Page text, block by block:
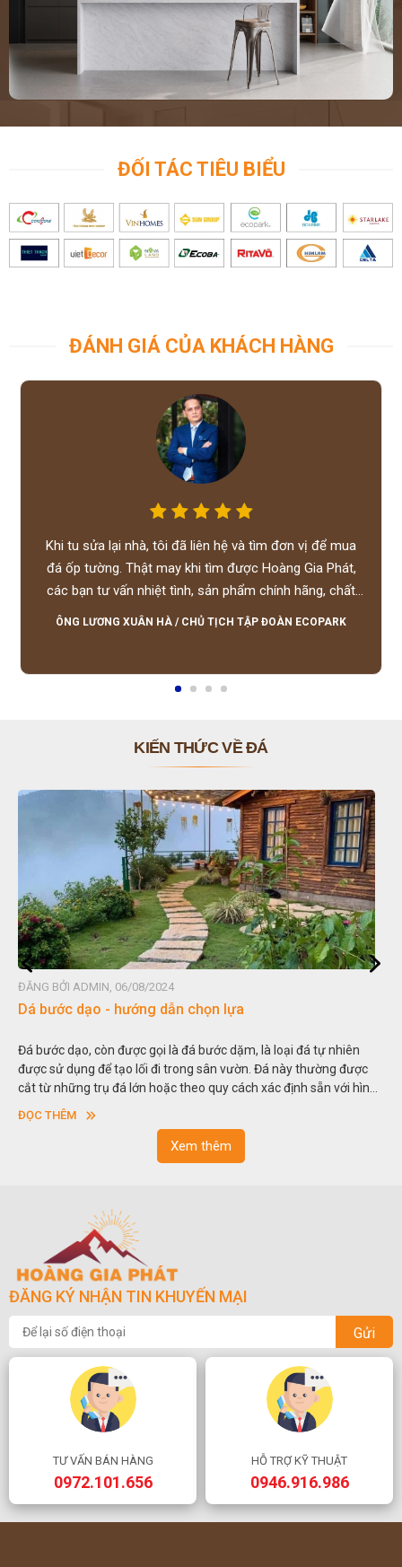
ĐỐI TÁC TIÊU BIỂU
ĐÁNH GIÁ CỦA KHÁCH HÀNG
Khi tu sửa lại nhà, tôi đã liên hệ và tìm đơn vị để mua
đá ốp tường. Thật may khi tìm được Hoàng Gia Phát,
các bạn tư vấn nhiệt tình, sản phẩm chính hãng, chất
lượng tốt, giá hợp lý, hỗ trợ tận tình.
ÔNG LƯƠNG XUÂN HÀ / CHỦ TỊCH TẬP ĐOÀN ECOPARK
KIẾN THỨC VỀ ĐÁ
ĐĂNG BỞI ADMIN, 06/08/2024
Dá bước dạo - hướng dẫn chọn lựa
Đá bước dạo, còn được gọi là đá bước dặm, là loại đá tự nhiên
được sử dụng để tạo lối đi trong sân vườn. Đá này thường được
cắt từ những trụ đá lớn hoặc theo quy cách xác định sẵn với hình
vuông hoặc hình chữ nhật và có độ dày khác nhau.
ĐỌC THÊM
Xem thêm
ĐĂNG KÝ NHẬN TIN KHUYẾN MẠI
Gửi
TƯ VẤN BÁN HÀNG
0972.101.656
HỖ TRỢ KỸ THUẬT
0946.916.986